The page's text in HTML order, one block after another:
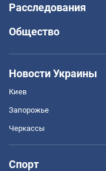
Расследования
Общество
Новости Украины
Киев
Запорожье
Черкассы
Спорт